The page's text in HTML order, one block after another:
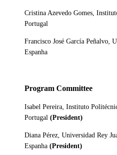
Cristina Azevedo Gomes,
Portugal
Francisco José García Peñalvo,
Espanha
Program Committee
Isabel Pereira, Instituto
Portugal (President)
Diana Pérez, Universidad Rey
Espanha (President)